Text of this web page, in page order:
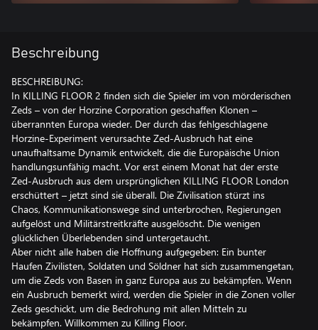
Beschreibung
BESCHREIBUNG:
In KILLING FLOOR 2 finden sich die Spieler im von mörderischen
Zeds – von der Horzine Corporation geschaffen Klonen –
überrannten Europa wieder. Der durch das fehlgeschlagene
Horzine-Experiment verursachte Zed-Ausbruch hat eine
unaufhaltsame Dynamik entwickelt, die die Europäische Union
handlungsunfähig macht. Vor erst einem Monat hat der erste
Zed-Ausbruch aus dem ursprünglichen KILLING FLOOR London
erschüttert – jetzt sind sie überall. Die Zivilisation stürzt ins
Chaos, Kommunikationswege sind unterbrochen, Regierungen
aufgelöst und Militärstreitkräfte ausgelöscht. Die wenigen
glücklichen Überlebenden sind untergetaucht.
Aber nicht alle haben die Hoffnung aufgegeben: Ein bunter
Haufen Zivilisten, Soldaten und Söldner hat sich zusammengetan,
um die Zeds von Basen in ganz Europa aus zu bekämpfen. Wenn
ein Ausbruch bemerkt wird, werden die Spieler in die Zonen voller
Zeds geschickt, um die Bedrohung mit allen Mitteln zu
bekämpfen. Willkommen zu Killing Floor.